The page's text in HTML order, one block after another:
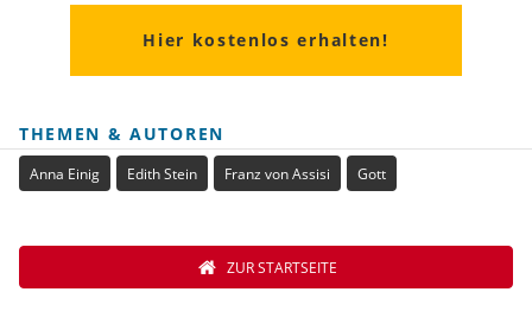
Hier kostenlos erhalten!
THEMEN & AUTOREN
Anna Einig Edith Stein Franz von Assisi Gott
ZUR STARTSEITE